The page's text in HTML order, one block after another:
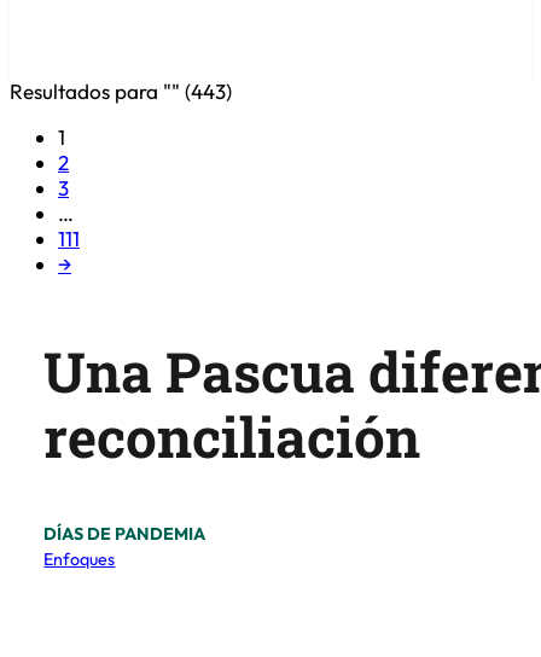
Resultados para "" (443)
1
2
3
…
111
→
Una Pascua
reconciliación
DÍAS DE PANDEMIA
Enfoques